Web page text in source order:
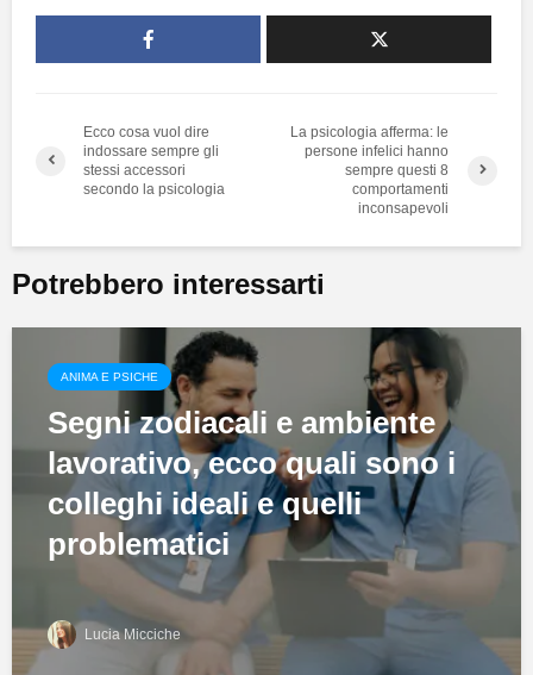
Ecco cosa vuol dire
indossare sempre gli
stessi accessori
secondo la psicologia
La psicologia afferma: le
persone infelici hanno
sempre questi 8
comportamenti
inconsapevoli
Potrebbero interessarti
ANIMA E PSICHE
Segni zodiacali e ambiente
lavorativo, ecco quali sono i
colleghi ideali e quelli
problematici
Lucia Micciche